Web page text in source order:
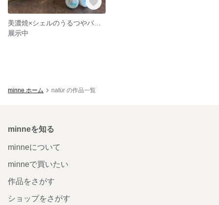
美濃焼×シェルのうるつやバレッタ&ピアスorイヤリング（アレルギー対応）
展示中
minne ホーム natür の作品一覧
minneを知る
minneについて
minneで買いたい
作品をさがす
ショップをさがす